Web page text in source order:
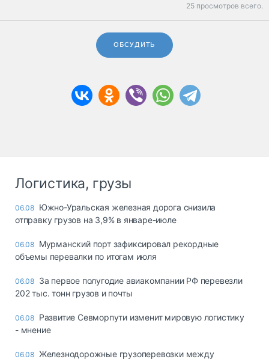
25 просмотров всего.
ОБСУДИТЬ
Логистика, грузы
06.08 Южно-Уральская железная дорога снизила
отправку грузов на 3,9% в январе-июле
06.08 Мурманский порт зафиксировал рекордные
объемы перевалки по итогам июля
06.08 За первое полугодие авиакомпании РФ перевезли
202 тыс. тонн грузов и почты
06.08 Развитие Севморпути изменит мировую логистику
- мнение
06.08 Железнодорожные грузоперевозки между